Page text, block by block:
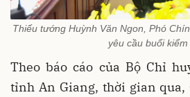
Thiếu tướng Huỳnh Văn Ngon, Phó
yêu cầu buổi kiểm
Theo báo cáo của Bộ Chỉ
tỉnh An Giang, thời gian qua,